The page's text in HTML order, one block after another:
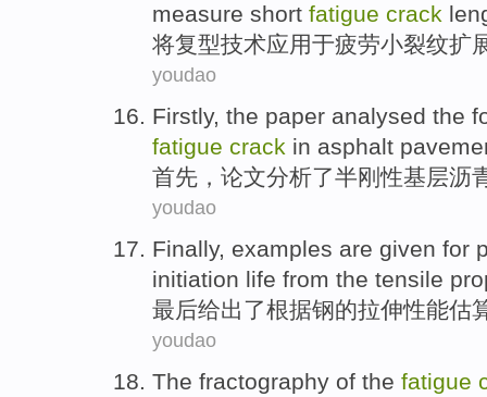
measure short fatigue crack
将复型技术应用于疲劳小裂纹扩
youdao
Firstly, the paper analysed the
fatigue crack in asphalt
首先 ， 论文分析了半刚性基层沥
youdao
Finally, examples are given for
initiation life from the tensile
最后给出了根据钢的拉伸性能估
youdao
The fractography of the fatigue